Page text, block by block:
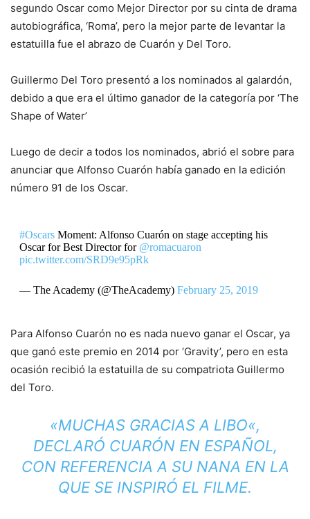
segundo Oscar como Mejor Director por su cinta de drama
autobiográfica, ‘Roma’, pero la mejor parte de levantar la
estatuilla fue el abrazo de Cuarón y Del Toro.
Guillermo Del Toro presentó a los nominados al galardón,
debido a que era el último ganador de la categoría por ‘The
Shape of Water’
Luego de decir a todos los nominados, abrió el sobre para
anunciar que Alfonso Cuarón había ganado en la edición
número 91 de los Oscar.
#OscarsMoment: Alfonso Cuarón on stage accepting his
Oscar for Best Director for @romacuaron
pic.twitter.com/SRD9e95pRk
— The Academy (@TheAcademy) February 25, 2019
Para Alfonso Cuarón no es nada nuevo ganar el Oscar, ya
que ganó este premio en 2014 por ‘Gravity’, pero en esta
ocasión recibió la estatuilla de su compatriota Guillermo
del Toro.
«MUCHAS GRACIAS A LIBO«,
DECLARÓ CUARÓN EN ESPAÑOL,
CON REFERENCIA A SU NANA EN LA
QUE SE INSPIRÓ EL FILME.